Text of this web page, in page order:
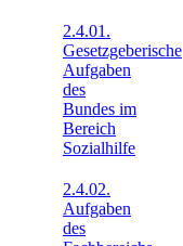
2.4.01.
Gesetzgeberische
Aufgaben
des
Bundes im
Bereich
Sozialhilfe
2.4.02.
Aufgaben
des